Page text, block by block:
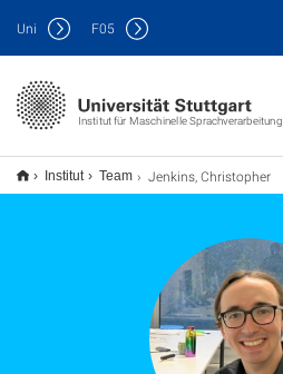
Institut für Maschinelle Sprachverarbeitung
Uni F05
Institut Team Jenkins, Christopher